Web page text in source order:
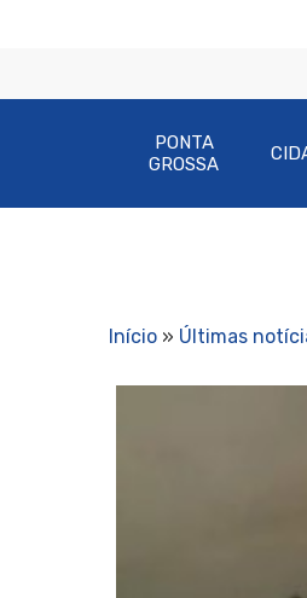
PONTA
GROSSA
Início » Últimas